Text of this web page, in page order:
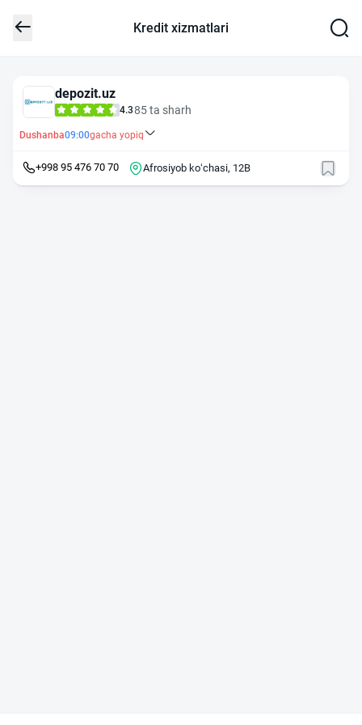
Kredit xizmatlari
depozit.uz
4.385 ta sharh
Dushanba09:00gacha yopiq
+998 95 476 70 70 Afrosiyob koʻchasi, 12B